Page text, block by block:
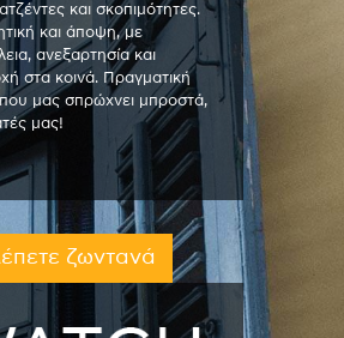
και σκοπιμότητες.
και άποψη, με
ανεξαρτησία και
στα κοινά. Πραγματική
μας σπρώχνει μπροστά,
μας!
ζωντανά